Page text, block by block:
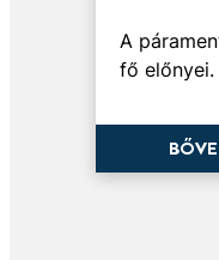
A
fő előnyei.